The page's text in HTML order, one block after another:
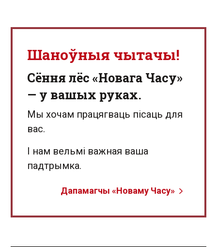
Шаноўныя чытачы!
Сёння лёс «Новага Часу»
— у вашых руках.
Мы хочам працягваць пісаць для
вас.
І нам вельмі важная ваша
падтрымка.
Дапамагчы «Новаму Часу»